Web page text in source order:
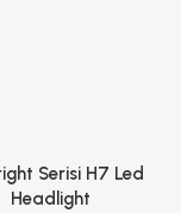
Serisi H7 Led
Headlight